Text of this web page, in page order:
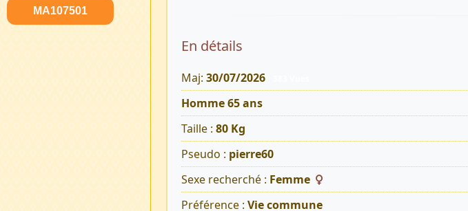
MA107501
En détails
Maj: 30/07/2026
Homme 65 ans
Taille : 80 Kg
Pseudo : pierre60
Sexe recherché : Femme
Préférence : Vie commune